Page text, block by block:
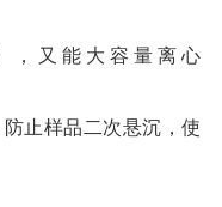
，又能大容量离心
止样品二次悬沉，使